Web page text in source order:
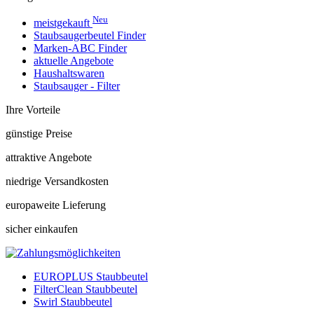
meistgekauft Neu
Staubsaugerbeutel Finder
Marken-ABC Finder
aktuelle Angebote
Haushaltswaren
Staubsauger - Filter
Ihre Vorteile
günstige Preise
attraktive Angebote
niedrige Versandkosten
europaweite Lieferung
sicher einkaufen
EUROPLUS Staubbeutel
FilterClean Staubbeutel
Swirl Staubbeutel